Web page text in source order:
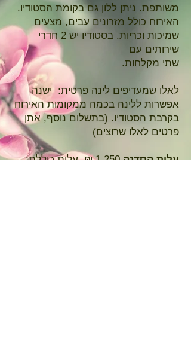
משותפת. ניתן ללון גם בקומת הסטודיו.
האירוח כולל מזרונים עבים, מצעים
שמיכות וכריות. בסטודיו יש 2 חדרי
שירותים עם
.שתי מקלחות
לאלו שמעדיפים לינה פרטית: ישנה
אפשרות ללינה בכמה ממקומות האירוח
בקרבת הסטודיו. (בתשלום נוסף, אתן
פרטים לאלו שרוצים)
עלות הסדנה
1,250 ₪. עלות כוללת: